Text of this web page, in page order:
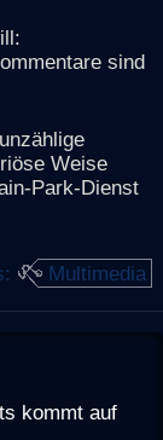
sind
Weise
Park-Dienst
Multimedia
kommt auf